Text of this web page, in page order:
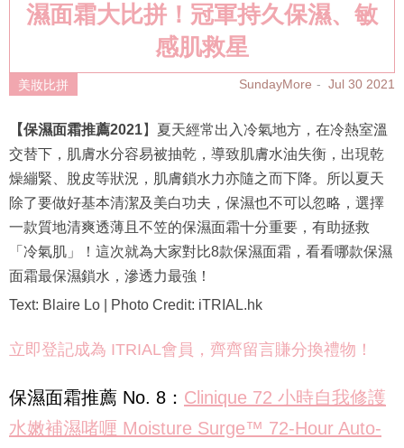
濕面霜大比拼！冠軍持久保濕、敏
感肌救星
美妝比拼 SundayMore Jul 30 2021
【保濕面霜推薦2021】夏天經常出入冷氣地方，在冷熱室溫
交替下，肌膚水分容易被抽乾，導致肌膚水油失衡，出現乾
燥繃緊、脫皮等狀況，肌膚鎖水力亦隨之而下降。所以夏天
除了要做好基本清潔及美白功夫，保濕也不可以忽略，選擇
一款質地清爽透薄且不笠的保濕面霜十分重要，有助拯救
「冷氣肌」！這次就為大家對比8款保濕面霜，看看哪款保濕
面霜最保濕鎖水，滲透力最強！
Text: Blaire Lo | Photo Credit: iTRIAL.hk
立即登記成為 ITRIAL會員，齊齊留言賺分換禮物！
保濕面霜推薦 No. 8： Clinique 72 小時自我修護
水嫩補濕啫喱 Moisture Surge™ 72-Hour Auto-